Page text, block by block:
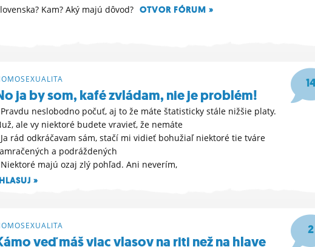
Kam? Aký majú dôvod? OTVOR FÓRUM »
ja by som, kafé zvládam, nie je problém!
neslobodno počuť, aj to že máte štatisticky stále nižšie platy.
ale vy niektoré budete vravieť, že nemáte
rád odkráčavam sám, stačí mi vidieť bohužiaľ niektoré tie tváre
a podráždených
majú ozaj zlý pohľad. Ani neverím,
HLASUJ »
2
veď máš viac vlasov na riti než na hlave